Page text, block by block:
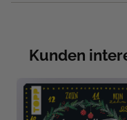
Kunden